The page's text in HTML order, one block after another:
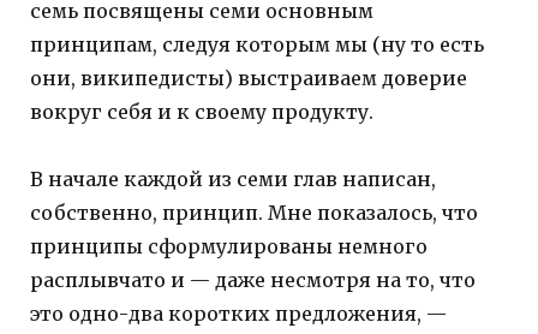
семь посвящены семи основным
принципам, следуя которым мы (ну то есть
они, википедисты) выстраиваем доверие
вокруг себя и к своему продукту.
В начале каждой из семи глав написан,
собственно, принцип. Мне показалось, что
принципы сформулированы немного
расплывчато и — даже несмотря на то, что
это одно-два коротких предложения, —